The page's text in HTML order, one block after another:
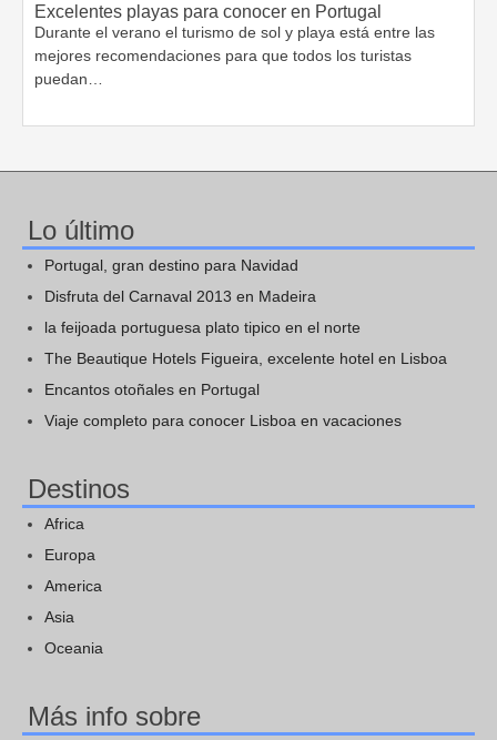
Excelentes playas para conocer en Portugal
Durante el verano el turismo de sol y playa está entre las
mejores recomendaciones para que todos los turistas
puedan…
Lo último
Portugal, gran destino para Navidad
Disfruta del Carnaval 2013 en Madeira
la feijoada portuguesa plato tipico en el norte
The Beautique Hotels Figueira, excelente hotel en Lisboa
Encantos otoñales en Portugal
Viaje completo para conocer Lisboa en vacaciones
Destinos
Africa
Europa
America
Asia
Oceania
Más info sobre